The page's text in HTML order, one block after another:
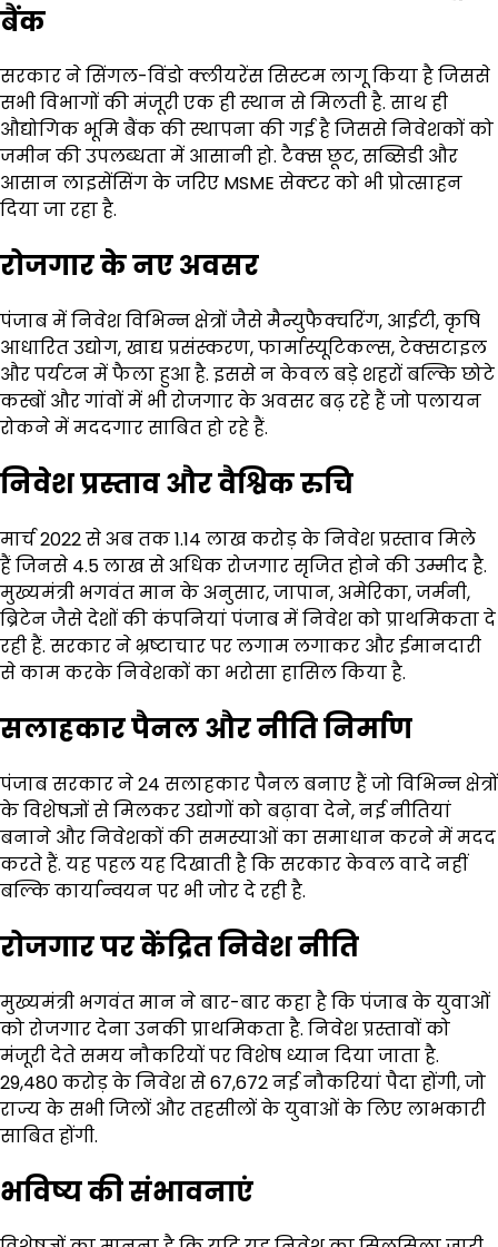
बैंक
सरकार ने सिंगल-विंडो क्लीयरेंस सिस्टम लागू किया है जिससे
सभी विभागों की मंजूरी एक ही स्थान से मिलती है. साथ ही
औद्योगिक भूमि बैंक की स्थापना की गई है जिससे निवेशकों को
जमीन की उपलब्धता में आसानी हो. टैक्स छूट, सब्सिडी और
आसान लाइसेंसिंग के जरिए MSME सेक्टर को भी प्रोत्साहन
दिया जा रहा है.
रोजगार के नए अवसर
पंजाब में निवेश विभिन्न क्षेत्रों जैसे मैन्युफैक्चरिंग, आईटी, कृषि
आधारित उद्योग, खाद्य प्रसंस्करण, फार्मास्यूटिकल्स, टेक्सटाइल
और पर्यटन में फैला हुआ है. इससे न केवल बड़े शहरों बल्कि छोटे
कस्बों और गांवों में भी रोजगार के अवसर बढ़ रहे हैं जो पलायन
रोकने में मददगार साबित हो रहे हैं.
निवेश प्रस्ताव और वैश्विक रुचि
मार्च 2022 से अब तक ₹1.14 लाख करोड़ के निवेश प्रस्ताव मिले
हैं जिनसे 4.5 लाख से अधिक रोजगार सृजित होने की उम्मीद है.
मुख्यमंत्री भगवंत मान के अनुसार, जापान, अमेरिका, जर्मनी,
ब्रिटेन जैसे देशों की कंपनियां पंजाब में निवेश को प्राथमिकता दे
रही हैं. सरकार ने भ्रष्टाचार पर लगाम लगाकर और ईमानदारी
से काम करके निवेशकों का भरोसा हासिल किया है.
सलाहकार पैनल और नीति निर्माण
पंजाब सरकार ने 24 सलाहकार पैनल बनाए हैं जो विभिन्न क्षेत्रों
के विशेषज्ञों से मिलकर उद्योगों को बढ़ावा देने, नई नीतियां
बनाने और निवेशकों की समस्याओं का समाधान करने में मदद
करते हैं. यह पहल यह दिखाती है कि सरकार केवल वादे नहीं
बल्कि कार्यान्वयन पर भी जोर दे रही है.
रोजगार पर केंद्रित निवेश नीति
मुख्यमंत्री भगवंत मान ने बार-बार कहा है कि पंजाब के युवाओं
को रोजगार देना उनकी प्राथमिकता है. निवेश प्रस्तावों को
मंजूरी देते समय नौकरियों पर विशेष ध्यान दिया जाता है.
₹29,480 करोड़ के निवेश से 67,672 नई नौकरियां पैदा होंगी, जो
राज्य के सभी जिलों और तहसीलों के युवाओं के लिए लाभकारी
साबित होंगी.
भविष्य की संभावनाएं